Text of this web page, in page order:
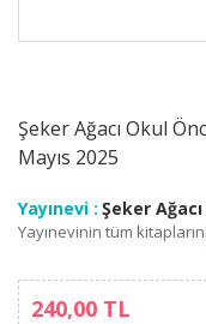
Şeker Ağacı Okul
Mayıs 2025
Yayınevi : Şeker
Yayınevinin tüm kitaplarını
240,00 TL